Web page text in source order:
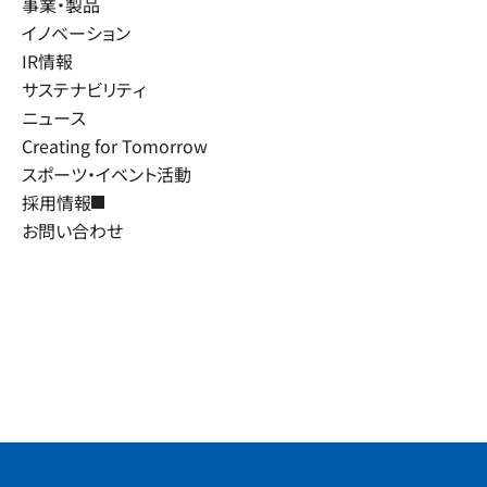
イノベーション
IR情報
サステナビリティ
ニュース
Creating for Tomorrow
スポーツ・イベント活動
採用情報
お問い合わせ